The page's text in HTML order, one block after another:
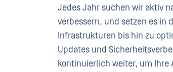
Jedes Jahr suchen wir aktiv
verbessern, und setzen es in
Infrastrukturen bis hin zu
Updates und
kontinuierlich weiter, um